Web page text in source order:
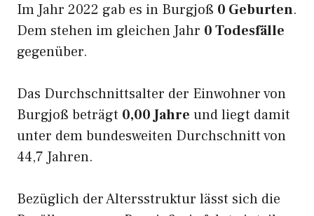
Im Jahr 2022 gab es in Burgjoß 0 Geburten.
Dem stehen im gleichen Jahr 0 Todesfälle
gegenüber.
Das Durchschnittsalter der Einwohner von
Burgjoß beträgt 0,00 Jahre und liegt damit
unter dem bundesweiten Durchschnitt von
44,7 Jahren.
Bezüglich der Altersstruktur lässt sich die